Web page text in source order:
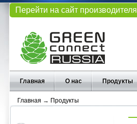
Перейти на сайт производителя
Главная О нас Продукты
Главная → Продукты